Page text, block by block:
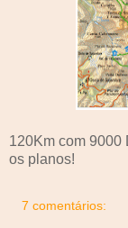
120Km com 9000
os planos!
7 comentários: